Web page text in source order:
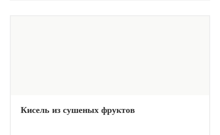
Кисель из сушеных фруктов